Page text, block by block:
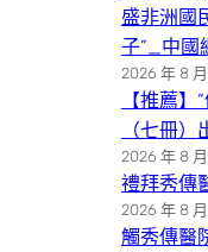
盛非洲國
子”_中國
2026 年 8 月
【推薦
（七冊
2026 年 8 月
禮拜秀傳
2026 年 8 月
觸秀傳醫